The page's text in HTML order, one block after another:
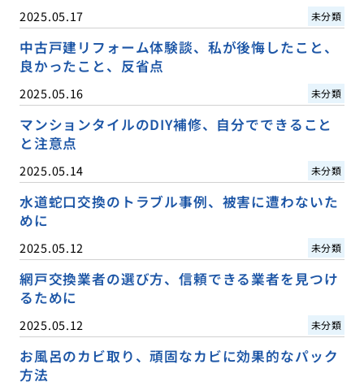
2025.05.17 未分類
中古戸建リフォーム体験談、私が後悔したこと、
良かったこと、反省点
2025.05.16 未分類
マンションタイルのDIY補修、自分でできること
と注意点
2025.05.14 未分類
水道蛇口交換のトラブル事例、被害に遭わないた
めに
2025.05.12 未分類
網戸交換業者の選び方、信頼できる業者を見つけ
るために
2025.05.12 未分類
お風呂のカビ取り、頑固なカビに効果的なパック
方法